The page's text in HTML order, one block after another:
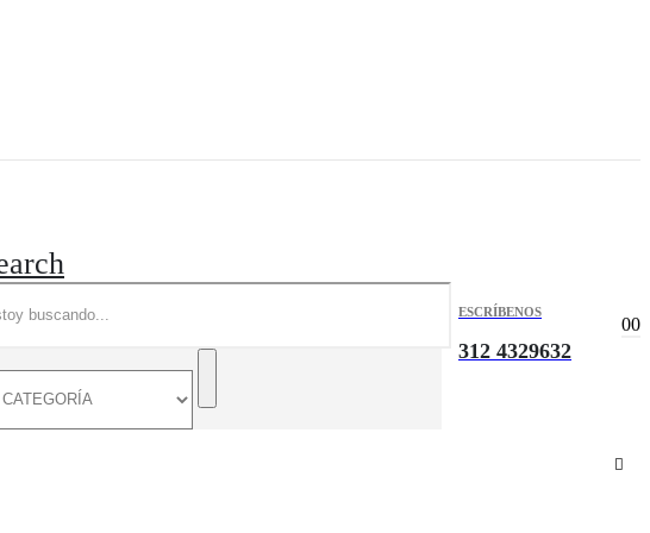
ESCRÍBENOS
312 4329632
00